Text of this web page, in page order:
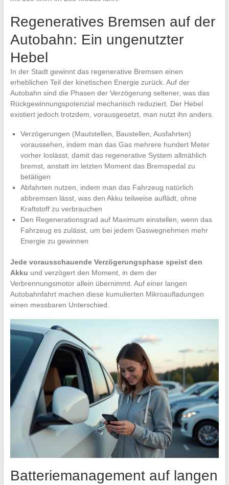
Regeneratives Bremsen auf der
Autobahn: Ein ungenutzter
Hebel
In der Stadt gewinnt das regenerative Bremsen einen
erheblichen Teil der kinetischen Energie zurück. Auf der
Autobahn sind die Phasen der Verzögerung seltener, was das
Rückgewinnungspotenzial mechanisch reduziert. Der Hebel
existiert jedoch trotzdem, vorausgesetzt, man nutzt ihn anders.
Verzögerungen (Mautstellen, Baustellen, Ausfahrten)
voraussehen, indem man das Gas mehrere hundert Meter
vorher loslässt, damit das regenerative System allmählich
bremst, anstatt im letzten Moment das Bremspedal zu
betätigen
Abfahrten nutzen, indem man das Fahrzeug natürlich
abbremsen lässt, was den Akku teilweise auflädt, ohne
Kraftstoff zu verbrauchen
Den Regenerationsgrad auf Maximum einstellen, wenn das
Fahrzeug es zulässt, um bei jedem Gaswegnehmen mehr
Energie zu gewinnen
Jede vorausschauende Verzögerungsphase speist den
Akku und verzögert den Moment, in dem der
Verbrennungsmotor allein übernimmt. Auf einer langen
Autobahnfahrt machen diese kumulierten Mikroaufladungen
einen messbaren Unterschied.
Batteriemanagement auf langen